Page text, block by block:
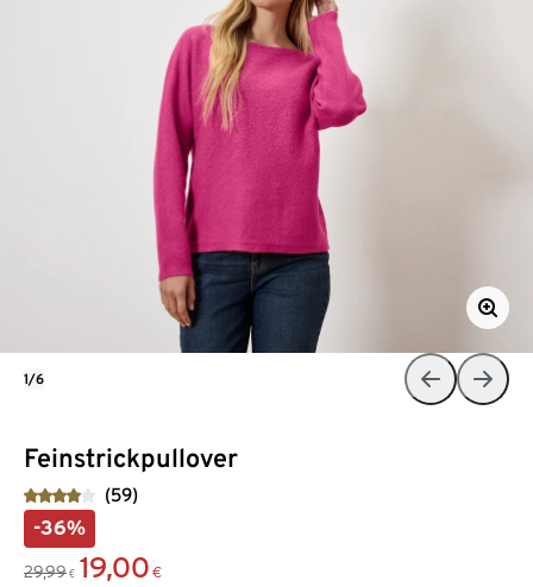
Feinstrickpullover
(59)
-36%
29,99 € 19,00 €
1/6